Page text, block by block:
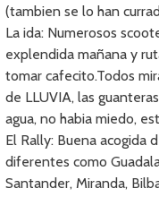
(tambien se lo han
La ida: Numerosos
explendida mañana y
tomar cafecito.Todos
de LLUVIA, las
agua, no habia miedo,
El Rally: Buena acogida
diferentes como
Santander, Miranda,